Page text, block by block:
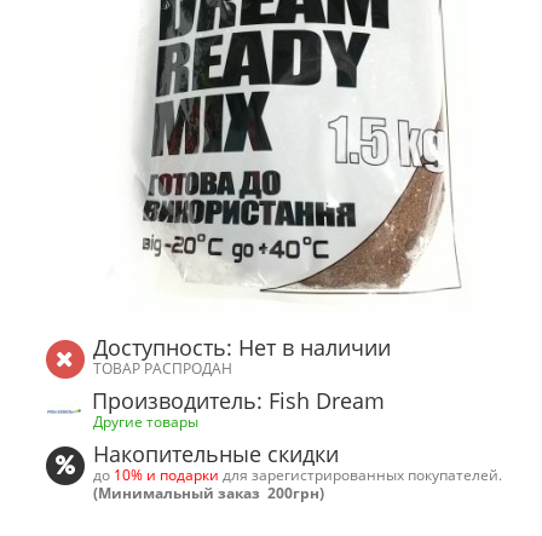
Доступность: Нет в наличии
ТОВАР РАСПРОДАН
Производитель: Fish Dream
Другие товары
Накопительные скидки
до 10% и подарки для зарегистрированных покупателей.
(Минимальный заказ 200грн)